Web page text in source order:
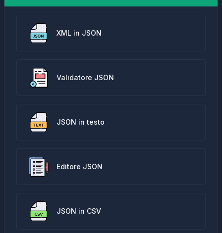
XML in JSON
Validatore JSON
JSON in testo
Editore JSON
JSON in CSV